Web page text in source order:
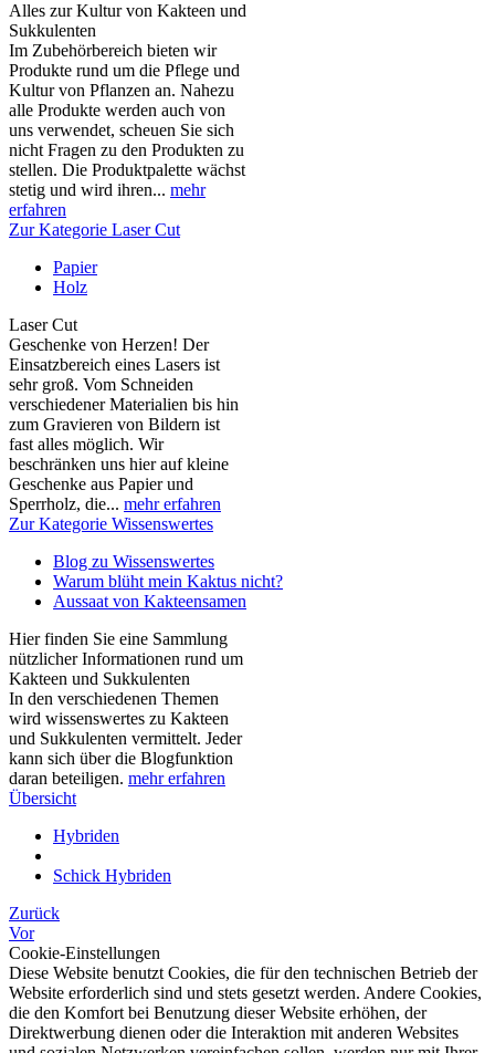
Alles zur Kultur von Kakteen und
Sukkulenten
Im Zubehörbereich bieten wir
Produkte rund um die Pflege und
Kultur von Pflanzen an. Nahezu
alle Produkte werden auch von
uns verwendet, scheuen Sie sich
nicht Fragen zu den Produkten zu
stellen. Die Produktpalette wächst
stetig und wird ihren... mehr
erfahren
Zur Kategorie Laser Cut
Papier
Holz
Laser Cut
Geschenke von Herzen! Der
Einsatzbereich eines Lasers ist
sehr groß. Vom Schneiden
verschiedener Materialien bis hin
zum Gravieren von Bildern ist
fast alles möglich. Wir
beschränken uns hier auf kleine
Geschenke aus Papier und
Sperrholz, die... mehr erfahren
Zur Kategorie Wissenswertes
Blog zu Wissenswertes
Warum blüht mein Kaktus nicht?
Aussaat von Kakteensamen
Hier finden Sie eine Sammlung
nützlicher Informationen rund um
Kakteen und Sukkulenten
In den verschiedenen Themen
wird wissenswertes zu Kakteen
und Sukkulenten vermittelt. Jeder
kann sich über die Blogfunktion
daran beteiligen. mehr erfahren
Übersicht
Hybriden
Schick Hybriden
Zurück
Vor
Cookie-Einstellungen
Diese Website benutzt Cookies, die für den technischen Betrieb der
Website erforderlich sind und stets gesetzt werden. Andere Cookies,
die den Komfort bei Benutzung dieser Website erhöhen, der
Direktwerbung dienen oder die Interaktion mit anderen Websites